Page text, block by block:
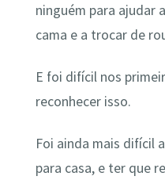
ninguém para ajudar
cama e a trocar de
E foi difícil nos
reconhecer isso.
Foi ainda mais difícil
para casa, e ter que